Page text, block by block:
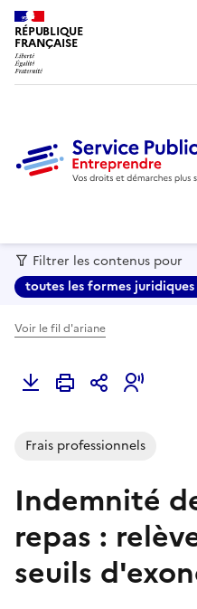
RÉPUBLIQUE
FRANÇAISE
Filtrer les contenus pour
toutes les formes juridiques
Voir le fil d'ariane
Frais professionnels
Indemnité
repas :
seuils